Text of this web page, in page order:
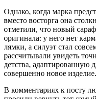
Однако, когда марка
вместо восторга она
отметили, что новый
оригинала: у него нет
лямки, а силуэт стал
рассчитывали увидеть
детства, адаптированную
совершенно новое изделие.
В комментариях к посту